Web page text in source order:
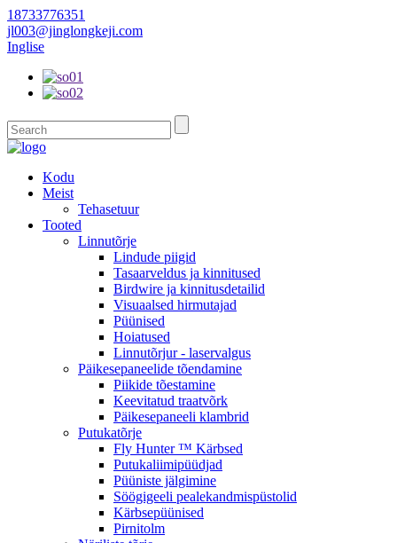
18733776351
jl003@jinglongkeji.com
Inglise
Kodu
Meist
Tehasetuur
Tooted
Linnutõrje
Lindude piigid
Tasaarveldus ja kinnitused
Birdwire ja kinnitusdetailid
Visuaalsed hirmutajad
Püünised
Hoiatused
Linnutõrjur - laservalgus
Päikesepaneelide tõendamine
Piikide tõestamine
Keevitatud traatvõrk
Päikesepaneeli klambrid
Putukatõrje
Fly Hunter ™ Kärbsed
Putukaliimipüüdjad
Püüniste jälgimine
Söögigeeli pealekandmispüstolid
Kärbsepüünised
Pirnitolm